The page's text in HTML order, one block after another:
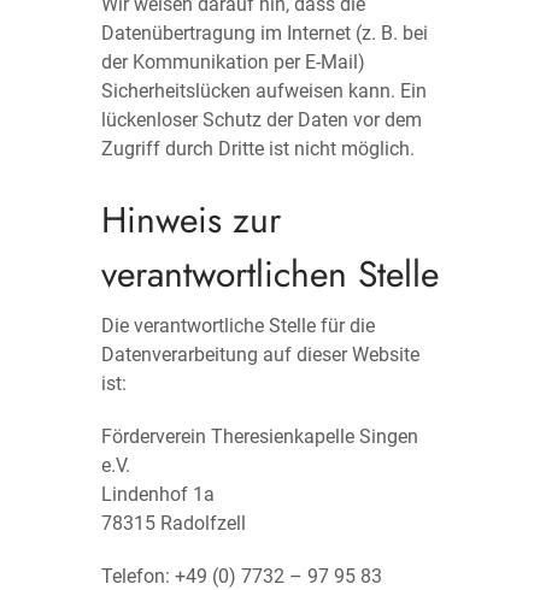
Wir weisen darauf hin, dass die
Datenübertragung im Internet (z. B. bei
der Kommunikation per E-Mail)
Sicherheitslücken aufweisen kann. Ein
lückenloser Schutz der Daten vor dem
Zugriff durch Dritte ist nicht möglich.
Hinweis zur
verantwortlichen Stelle
Die verantwortliche Stelle für die
Datenverarbeitung auf dieser Website
ist:
Förderverein Theresienkapelle Singen
e.V.
Lindenhof 1a
78315 Radolfzell
Telefon: +49 (0) 7732 – 97 95 83